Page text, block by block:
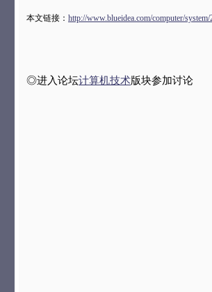
本文链接： http://www.blueidea.com/computer/system/
◎进入论坛计算机技术版块参加讨论